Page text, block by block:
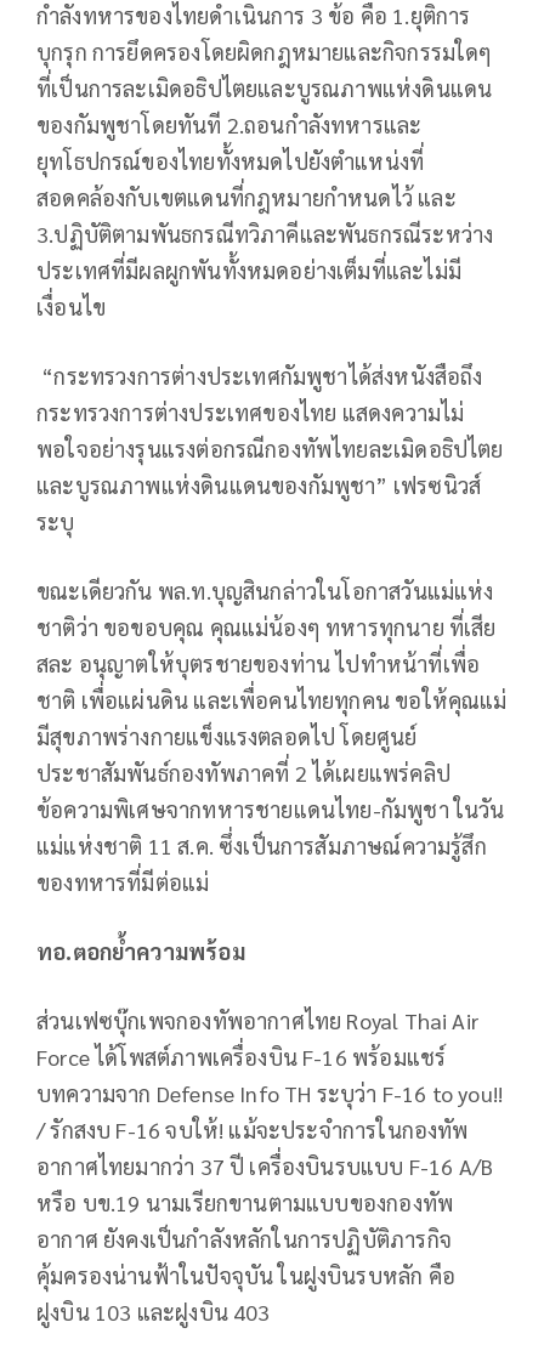
กำลังทหารของไทยดำเนินการ 3 ข้อ คือ 1.ยุติการ
บุกรุก การยึดครองโดยผิดกฎหมายและกิจกรรมใดๆ
ที่เป็นการละเมิดอธิปไตยและบูรณภาพแห่งดินแดน
ของกัมพูชาโดยทันที 2.ถอนกำลังทหารและ
ยุทโธปกรณ์ของไทยทั้งหมดไปยังตำแหน่งที่
สอดคล้องกับเขตแดนที่กฎหมายกำหนดไว้ และ
3.ปฏิบัติตามพันธกรณีทวิภาคีและพันธกรณีระหว่าง
ประเทศที่มีผลผูกพันทั้งหมดอย่างเต็มที่และไม่มี
เงื่อนไข
“กระทรวงการต่างประเทศกัมพูชาได้ส่งหนังสือถึง
กระทรวงการต่างประเทศของไทย แสดงความไม่
พอใจอย่างรุนแรงต่อกรณีกองทัพไทยละเมิดอธิปไตย
และบูรณภาพแห่งดินแดนของกัมพูชา” เฟรซนิวส์
ระบุ
ขณะเดียวกัน พล.ท.บุญสินกล่าวในโอกาสวันแม่แห่ง
ชาติว่า ขอขอบคุณ คุณแม่น้องๆ ทหารทุกนาย ที่เสีย
สละ อนุญาตให้บุตรชายของท่าน ไปทำหน้าที่เพื่อ
ชาติ เพื่อแผ่นดิน และเพื่อคนไทยทุกคน ขอให้คุณแม่
มีสุขภาพร่างกายแข็งแรงตลอดไป โดยศูนย์
ประชาสัมพันธ์กองทัพภาคที่ 2 ได้เผยแพร่คลิป
ข้อความพิเศษจากทหารชายแดนไทย-กัมพูชา ในวัน
แม่แห่งชาติ 11 ส.ค. ซึ่งเป็นการสัมภาษณ์ความรู้สึก
ของทหารที่มีต่อแม่
ทอ.ตอกย้ำความพร้อม
ส่วนเฟซบุ๊กเพจกองทัพอากาศไทย Royal Thai Air
Force ได้โพสต์ภาพเครื่องบิน F-16 พร้อมแชร์
บทความจาก Defense Info TH ระบุว่า F-16 to you!!
/ รักสงบ F-16 จบให้! แม้จะประจำการในกองทัพ
อากาศไทยมากว่า 37 ปี เครื่องบินรบแบบ F-16 A/B
หรือ บข.19 นามเรียกขานตามแบบของกองทัพ
อากาศ ยังคงเป็นกำลังหลักในการปฏิบัติภารกิจ
คุ้มครองน่านฟ้าในปัจจุบัน ในฝูงบินรบหลัก คือ
ฝูงบิน 103 และฝูงบิน 403